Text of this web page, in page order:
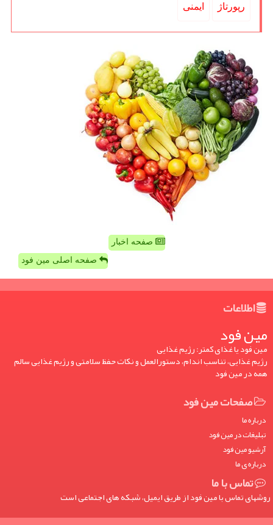
رپورتاژ ایمنی
صفحه اخبار
صفحه اصلی مین فود
اطلاعات
مین فود
مین فود یا غذای کمتر: رژیم غذایی
رژیم غذایی، تناسب اندام، دستورالعمل و نکات حفظ سلامتی و رژیم غذایی سالم
همه در مین فود
صفحات مین فود
درباره ما
تبلیغات در مین فود
آرشیو مین فود
درباره ی ما
تماس با ما
روشهای تماس با مین فود از طریق ایمیل، شبکه های اجتماعی است